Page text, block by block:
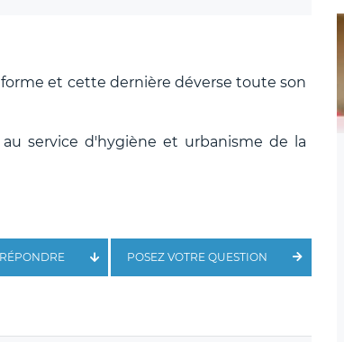
et cette dernière déverse toute son
service d'hygiène et urbanisme de la
POSEZ VOTRE QUESTION
RÉPONDRE